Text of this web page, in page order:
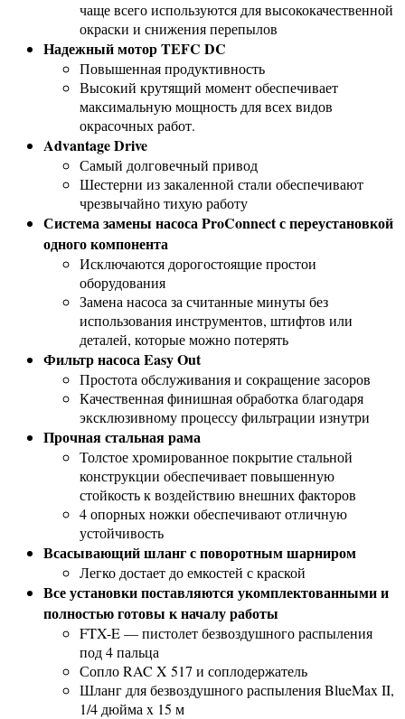
чаще всего используются для высококачественной
окраски и снижения перепылов
Надежный мотор TEFC DC
Повышенная продуктивность
Высокий крутящий момент обеспечивает
максимальную мощность для всех видов
окрасочных работ.
Advantage Drive
Самый долговечный привод
Шестерни из закаленной стали обеспечивают
чрезвычайно тихую работу
Система замены насоса ProConnect с переустановкой
одного компонента
Исключаются дорогостоящие простои
оборудования
Замена насоса за считанные минуты без
использования инструментов, штифтов или
деталей, которые можно потерять
Фильтр насоса Easy Out
Простота обслуживания и сокращение засоров
Качественная финишная обработка благодаря
эксклюзивному процессу фильтрации изнутри
Прочная стальная рама
Толстое хромированное покрытие стальной
конструкции обеспечивает повышенную
стойкость к воздействию внешних факторов
4 опорных ножки обеспечивают отличную
устойчивость
Всасывающий шланг с поворотным шарниром
Легко достает до емкостей с краской
Все установки поставляются укомплектованными и
полностью готовы к началу работы
FTX-E — пистолет безвоздушного распыления
под 4 пальца
Сопло RAC X 517 и соплодержатель
Шланг для безвоздушного распыления BlueMax II,
1/4 дюйма x 15 м